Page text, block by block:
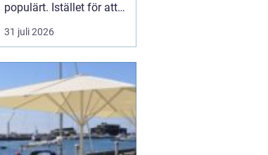
populärt. Istället för att
låta arvegods ligga i en
låda kan de formas om
passar stilen i dag och
bär med sig historien.
N&au...
31 juli 2026